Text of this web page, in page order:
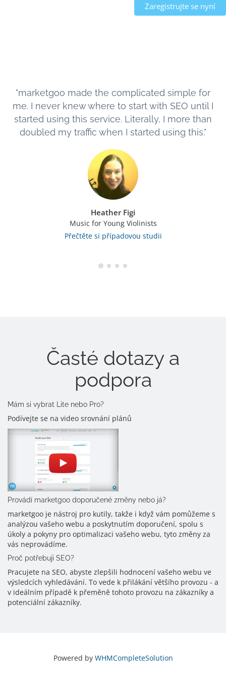
Zaregistrujte se nyní
"marketgoo made the complicated simple for
me. I never knew where to start with SEO until I
started using this service. Literally, I more than
doubled my traffic when I started using this."
Heather Figi
Music for Young Violinists
Přečtěte si případovou studii
Časté dotazy a
podpora
Mám si vybrat Lite nebo Pro?
Podívejte se na video srovnání plánů
Provádí marketgoo doporučené změny nebo já?
marketgoo je nástroj pro kutily, takže i když vám pomůžeme s
analýzou vašeho webu a poskytnutím doporučení, spolu s
úkoly a pokyny pro optimalizaci vašeho webu, tyto změny za
vás neprovádíme.
Proč potřebuji SEO?
Pracujete na SEO, abyste zlepšili hodnocení vašeho webu ve
výsledcích vyhledávání. To vede k přilákání většího provozu - a
v ideálním případě k přeměně tohoto provozu na zákazníky a
potenciální zákazníky.
Powered by WHMCompleteSolution